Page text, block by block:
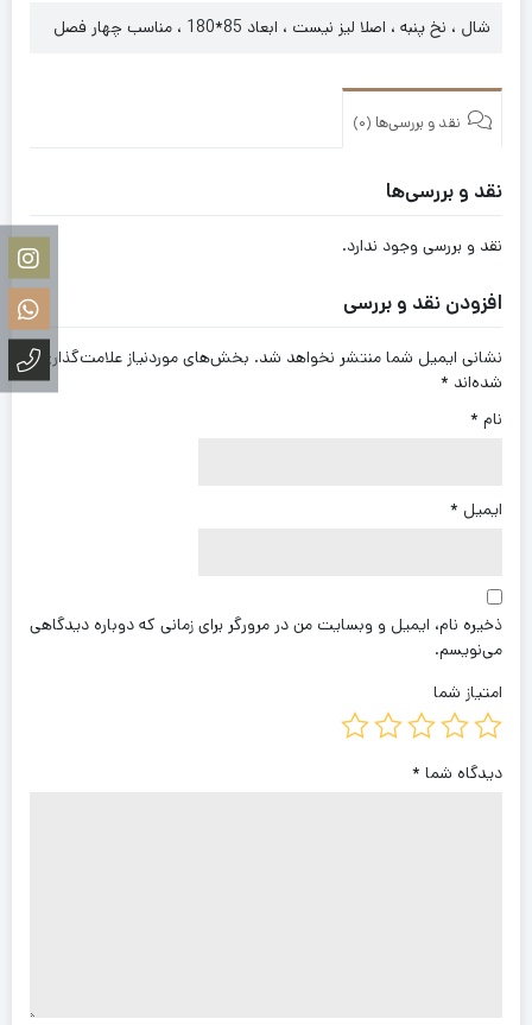
شال ، نخ پنبه ، اصلا لیز نیست ، ابعاد 85*180 ، مناسب چهار فصل
نقد و بررسی‌ها (0)
نقد و بررسی‌ها
نقد و بررسی وجود ندارد.
افزودن نقد و بررسی
نشانی ایمیل شما منتشر نخواهد شد. بخش‌های موردنیاز علامت‌گذاری
شده‌اند *
نام *
ایمیل *
ذخیره نام، ایمیل و وبسایت من در مرورگر برای زمانی که دوباره دیدگاهی
می‌نویسم.
امتیاز شما
دیدگاه شما *